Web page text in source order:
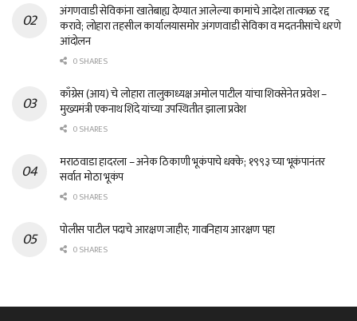
अंगणवाडी सेविकांना खातेबाह्य देण्यात आलेल्या कामांचे आदेश तात्काळ रद्द
करावे; लोहारा तहसील कार्यालयासमोर अंगणवाडी सेविका व मदतनीसांचे धरणे
आंदोलन
0 SHARES
काँग्रेस (आय) चे लोहारा तालुकाध्यक्ष अमोल पाटील यांचा शिवसेनेत प्रवेश –
मुख्यमंत्री एकनाथ शिंदे यांच्या उपस्थितीत झाला प्रवेश
0 SHARES
मराठवाडा हादरला – अनेक ठिकाणी भूकंपाचे धक्के; १९९३ च्या भूकंपानंतर
सर्वात मोठा भूकंप
0 SHARES
पोलीस पाटील पदाचे आरक्षण जाहीर; गावनिहाय आरक्षण पहा
0 SHARES